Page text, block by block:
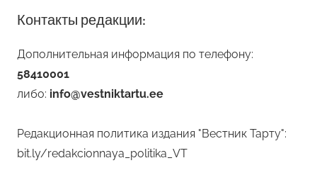
Контакты редакции:
Дополнительная информация по телефону:
58410001
либо: info@vestniktartu.ee
Редакционная политика издания "Вестник Тарту":
bit.ly/redakcionnaya_politika_VT